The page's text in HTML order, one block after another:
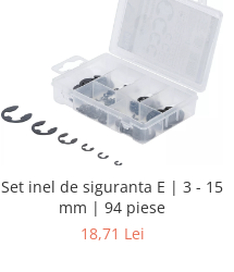
Set inel de siguranta E | 3 - 15
mm | 94 piese
18,71 Lei